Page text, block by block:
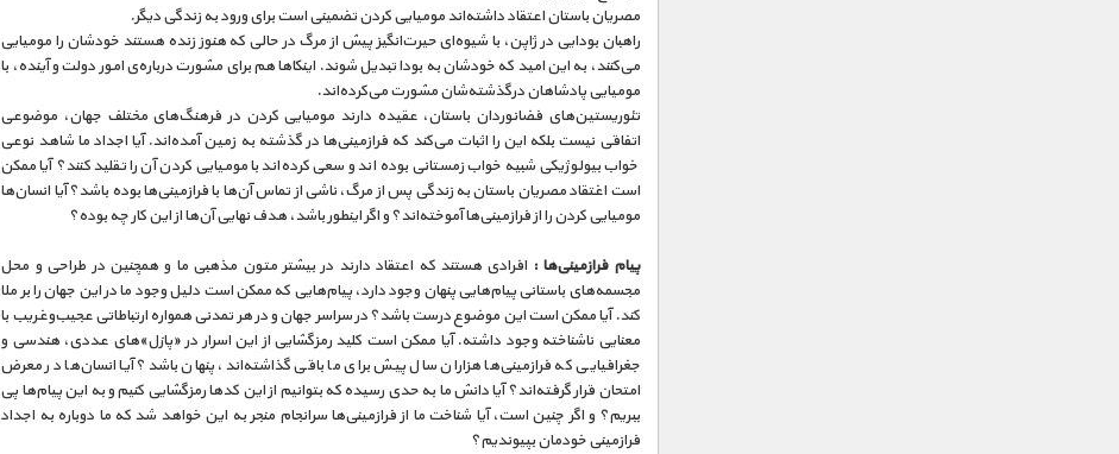
مصریان باستان اعتقاد داشته‌اند مومیایی کردن تضمینی است برای ورود به زندگی دیگر.
راهبان بودایی در ژاپن، با شیوه‌ای حیرت‌انگیز پیش از مرگ در حالی که هنوز زنده هستند خودشان را مومیایی
می‌کنند، به این امید که خودشان به بودا تبدیل شوند. اینکاها هم برای مشورت درباره‌ی امور دولت و آینده، با
مومیایی پادشاهان درگذشته‌شان مشورت می‌کرده‌اند.
تئوریستین‌های فضانوردان باستان، عقیده دارند مومیایی کردن در فرهنگ‌های مختلف جهان، موضوعی
اتفاقی نیست بلکه این را اثبات می‌کند که فرازمینی‌ها در گذشته به زمین آمده‌اند. آیا اجداد ما شاهد نوعی
خواب بیولوژیکی شبیه خواب زمستانی بوده اند و سعی کرده‌اند با مومیایی کردن آن را تقلید کنند؟ آیا ممکن
است اغتقاد مصریان باستان به زندگی پس از مرگ، ناشی از تماس آن‌ها با فرازمینی‌ها بوده باشد؟ آیا انسان‌ها
مومیایی کردن را از فرازمینی‌ها آموخته‌اند؟ و اگر اینطور باشد، هدف نهایی آن‌ها از این کار چه بوده؟
پیام فرازمینی‌ها : افرادی هستند که اعتقاد دارند در بیشتر متون مذهبی ما و همچنین در طراحی و محل
مجسمه‌های باستانی پیام‌هایی پنهان وجود دارد، پیام‌هایی که ممکن است دلیل وجود ما در این جهان را بر ملا
کند. آیا ممکن است این موضوع درست باشد؟ در سراسر جهان و در هر تمدنی همواره ارتباطاتی عجیب‌و‌غریب با
معنایی ناشناخته وجود داشته. آیا ممکن است کلید رمزگشایی از این اسرار در «پازل»های عددی، هندسی و
جغرافیایی که فرازمینی‌ها هزاران سال پیش برای ما باقی گذاشته‌اند، پنهان باشد؟ آیا انسان‌ها در معرض
امتحان قرار گرفته‌اند؟ آیا دانش ما به حدی رسیده که بتوانیم از این کدها رمزگشایی کنیم و به این پیام‌ها پی
ببریم؟ و اگر چنین است، آیا شناخت ما از فرازمینی‌ها سرانجام منجر به این خواهد شد که ما دوباره به اجداد
فرازمینی خودمان بپیوندیم؟